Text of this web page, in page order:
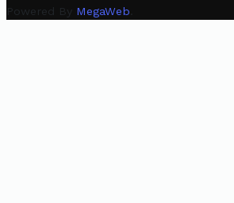
Powered By MegaWeb